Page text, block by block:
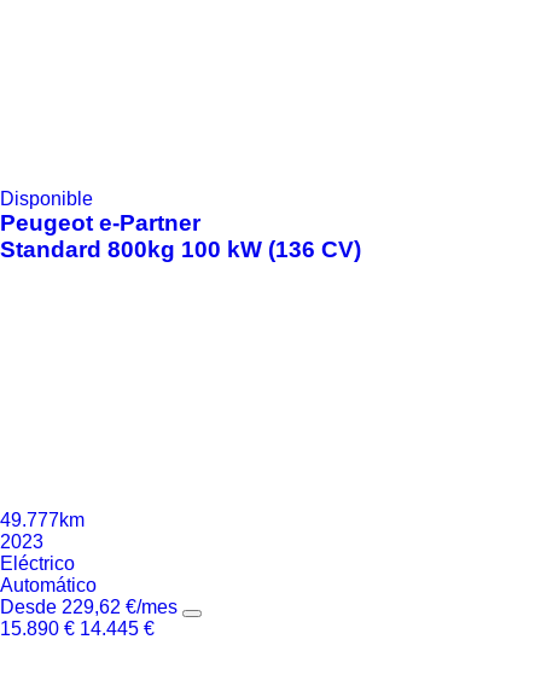
Disponible
Peugeot e-Partner
Standard 800kg 100 kW (136 CV)
49.777km
2023
Eléctrico
Automático
Desde 229,62 €/mes
15.890 € 14.445 €